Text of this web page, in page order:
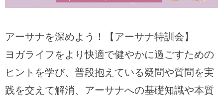
アーサナを深めよう！【アーサナ特訓会】
ヨガライフをより快適で健やかに過ごすための
ヒントを学び、普段抱えている疑問や質問を実
践を交えて解消、アーサナへの基礎知識や本質